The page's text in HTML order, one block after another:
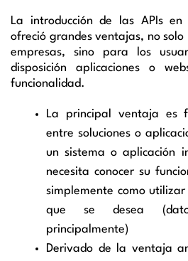
La introducción de las APIs
ofreció grandes ventajas, no
empresas, sino para los
disposición aplicaciones o
funcionalidad.
La principal ventaja es
entre soluciones o
un sistema o aplicación
necesita conocer su
simplemente como
que se desea
principalmente)
Derivado de la ventaja